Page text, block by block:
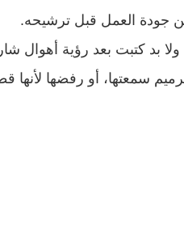
جودة العمل قبل ترشيحه.
ولا بد كتبت بعد رؤية أهوال
سمعتها، أو رفضها